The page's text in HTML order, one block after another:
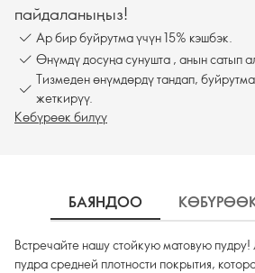
пайдаланыңыз!
Ар бир буйрутма үчүн 15% кэшбэк.
Өнүмдү досуңа сунушта , анын сатып
Тизмеден өнүмдөрдү тандап,
жеткирүү.
Көбүрөөк билүү
БАЯНДОО
Встречайте нашу стойкую матовую пудру!
пудра средней плотности покрытия,